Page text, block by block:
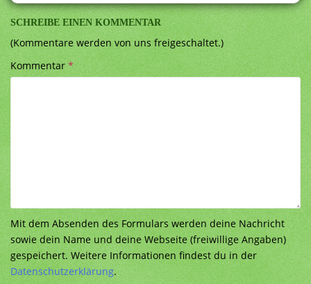
SCHREIBE EINEN KOMMENTAR
(Kommentare werden von uns freigeschaltet.)
Kommentar*
Mit dem Absenden des Formulars werden deine Nachricht
sowie dein Name und deine Webseite (freiwillige Angaben)
gespeichert. Weitere Informationen findest du in der
Datenschutzerklärung.